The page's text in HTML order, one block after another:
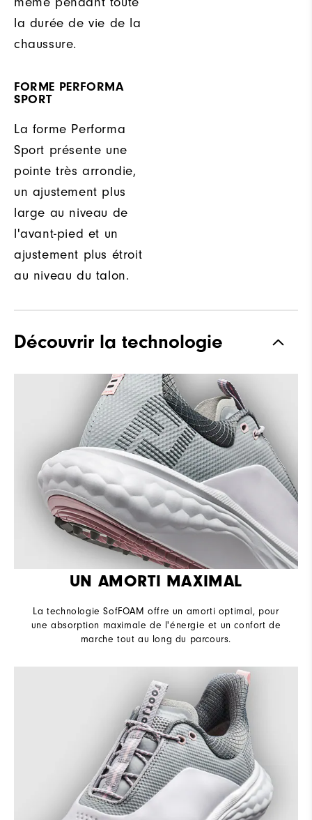
la durée de vie de la
chaussure.
FORME PERFORMA
SPORT
La forme Performa
Sport présente une
pointe très arrondie,
un ajustement plus
large au niveau de
l'avant-pied et un
ajustement plus étroit
au niveau du talon.
Découvrir la technologie
UN AMORTI MAXIMAL
La technologie SofFOAM offre un amorti optimal, pour
une absorption maximale de l'énergie et un confort de
marche tout au long du parcours.